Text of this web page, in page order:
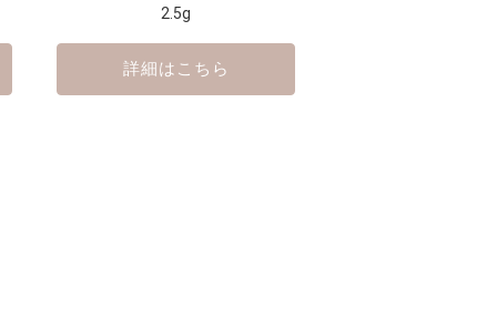
2.5g
詳細はこちら